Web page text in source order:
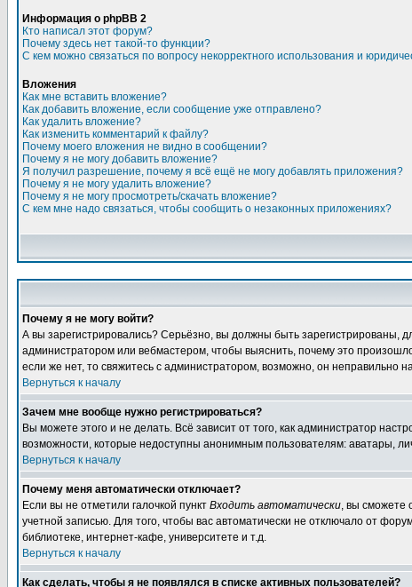
Информация о phpBB 2
Кто написал этот форум?
Почему здесь нет такой-то функции?
С кем можно связаться по вопросу некорректного использования и
Вложения
Как мне вставить вложение?
Как добавить вложение, если сообщение уже отправлено?
Как удалить вложение?
Как изменить комментарий к файлу?
Почему моего вложения не видно в сообщении?
Почему я не могу добавить вложение?
Я получил разрешение, почему я всё ещё не могу добавлять приложения?
Почему я не могу удалить вложение?
Почему я не могу просмотреть/скачать вложение?
С кем мне надо связаться, чтобы сообщить о незаконных приложениях?
Почему я не могу войти?
А вы зарегистрировались? Серьёзно, вы должны быть зарегистрированы,
администратором или вебмастером, чтобы выяснить, почему это
если же нет, то свяжитесь с администратором, возможно, он неправильно
Вернуться к началу
Зачем мне вообще нужно регистрироваться?
Вы можете этого и не делать. Всё зависит от того, как администратор
возможности, которые недоступны анонимным пользователям: аватары,
Вернуться к началу
Почему меня автоматически отключает?
Если вы не отметили галочкой пункт Входить автоматически, вы сможете
учетной записью. Для того, чтобы вас автоматически не отключало от
библиотеке, интернет-кафе, университете и т.д.
Вернуться к началу
Как сделать, чтобы я не появлялся в списке активных пользователей?